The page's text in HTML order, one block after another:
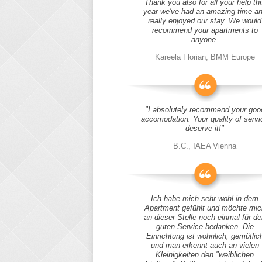
Thank you also for all your help
year we've had an amazing time
really enjoyed our stay. We would
recommend your apartments to
anyone.
Kareela Florian, BMM Europe
"I absolutely recommend your
accomodation. Your quality of
deserve it!"
B.C., IAEA Vienna
Ich habe mich sehr wohl in dem
Apartment gefühlt und möchte
an dieser Stelle noch einmal für
guten Service bedanken. Die
Einrichtung ist wohnlich,
und man erkennt auch an vielen
Kleinigkeiten den "weiblichen